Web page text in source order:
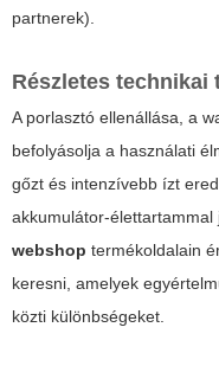
partnerek).
Részletes technikai
A porlasztó ellenállása, a
befolyásolja a használati
gőzt és intenzívebb ízt
akkumulátor-élettartammal
webshop termékoldalain
keresni, amelyek
közti különbségeket.